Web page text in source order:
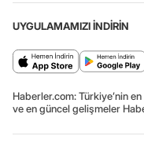
UYGULAMAMIZI İNDİRİN
Haberler.com: Türkiye’nin
ve en güncel gelişmeler